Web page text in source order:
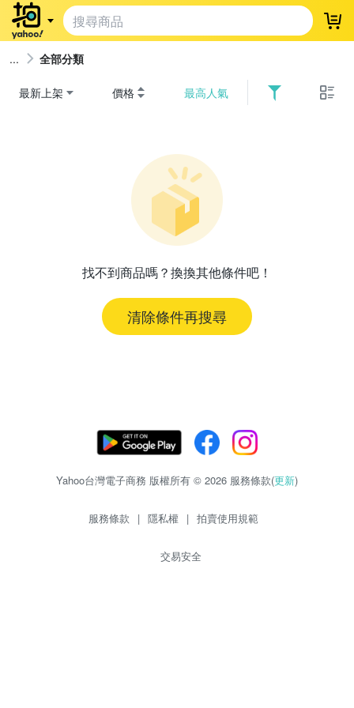
登
全部分類
最新上架 價格 最高人氣
找不到商品嗎？換換其他條件吧！
清除條件再搜尋
Yahoo台灣電子商務 版權所有 © 2026 服務條款(更新)
服務條款 | 隱私權 | 拍賣使用規範
交易安全